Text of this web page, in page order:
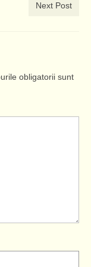
Next Post
obligatorii sunt